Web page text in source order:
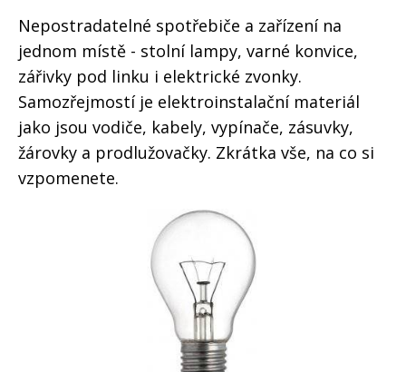
Nepostradatelné spotřebiče a zařízení na
jednom místě - stolní lampy, varné konvice,
zářivky pod linku i elektrické zvonky.
Samozřejmostí je elektroinstalační materiál
jako jsou vodiče, kabely, vypínače, zásuvky,
žárovky a prodlužovačky. Zkrátka vše, na co si
vzpomenete.